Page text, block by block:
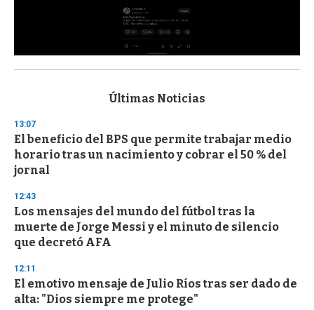
s
d
s
o
f
3
s
e
c
o
n
d
Últimas Noticias
13:07
El beneficio del BPS que permite trabajar medio
horario tras un nacimiento y cobrar el 50 % del
jornal
12:43
Los mensajes del mundo del fútbol tras la
muerte de Jorge Messi y el minuto de silencio
que decretó AFA
12:11
El emotivo mensaje de Julio Ríos tras ser dado de
alta: "Dios siempre me protege"